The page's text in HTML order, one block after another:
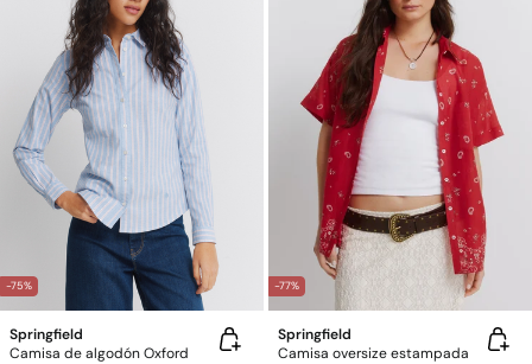
-75%
Springfield
Camisa de algodón Oxford
-77%
Springfield
Camisa oversize estampada